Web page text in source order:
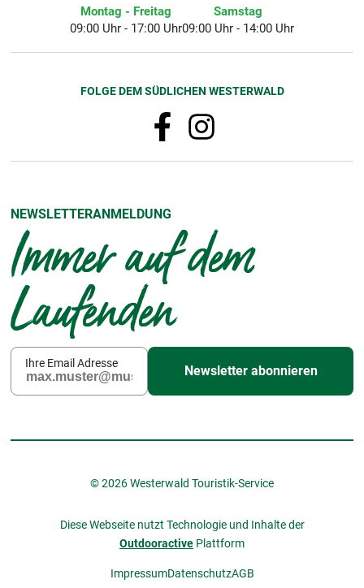
Montag - Freitag
09:00 Uhr - 17:00 Uhr
Samstag
09:00 Uhr - 14:00 Uhr
FOLGE DEM SÜDLICHEN WESTERWALD
NEWSLETTERANMELDUNG
Immer auf dem
Laufenden
Ihre Email Adresse
Newsletter abonnieren
© 2026 Westerwald Touristik-Service
Diese Webseite nutzt Technologie und Inhalte der
Outdooractive Plattform
ImpressumDatenschutzAGB